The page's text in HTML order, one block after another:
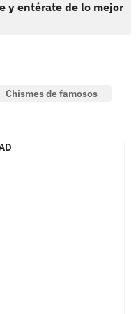
y entérate de lo mejor
Chismes de famosos